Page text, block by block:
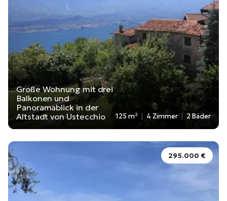
Große Wohnung mit drei
Balkonen und
Panoramablick in der
Altstadt von Ustecchio
125 m² 4 Zimmer 2 Bäder
295.000 €